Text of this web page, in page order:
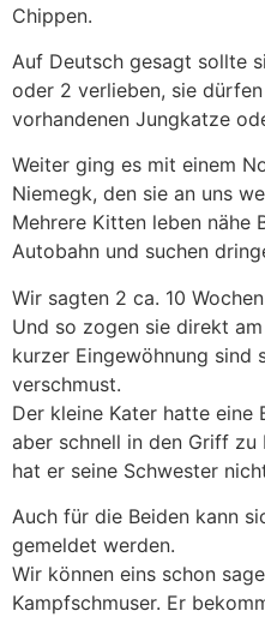
Chippen.
Auf Deutsch gesagt sollte
oder 2 verlieben, sie
vorhandenen Jungkatze
Weiter ging es mit einem
Niemegk, den sie an uns
Mehrere Kitten leben nähe
Autobahn und suchen
Wir sagten 2 ca. 10
Und so zogen sie direkt
kurzer Eingewöhnung sind
verschmust.
Der kleine Kater hatte eine
aber schnell in den Griff zu
hat er seine Schwester
Auch für die Beiden kann
gemeldet werden.
Wir können eins schon
Kampfschmuser. Er